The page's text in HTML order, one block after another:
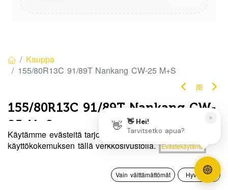
Hinta:
Lisää ostoskoriin
0
Toivelista Tili
Kauppa
155/80R13C 91/89T Nankang CW-25 M+S
155/80R13C 91/89T Nankang CW-
25 M+S
Tuotekoodi:4280238
Käytämme evästeitä tarjotaksemme sinulle paremman
käyttökokemuksen tällä verkkosivustolla.
Evästekäytäntö
Vain välttämättömät Hyväksyn